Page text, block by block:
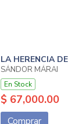
LA HERENCIA
SÁNDOR MÁRAI
En Stock
$ 67,000.00
Comprar